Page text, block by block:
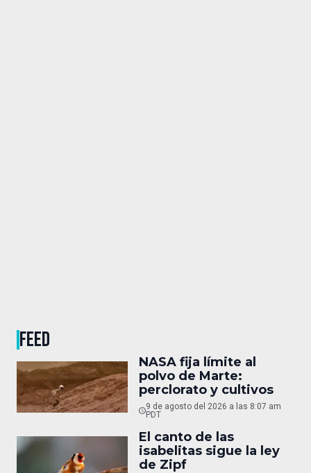
FEED
NASA fija límite al
polvo de Marte:
perclorato y cultivos
9 de agosto del 2026 a las 8:07 am
PDT
El canto de las
isabelitas sigue la ley
de Zipf